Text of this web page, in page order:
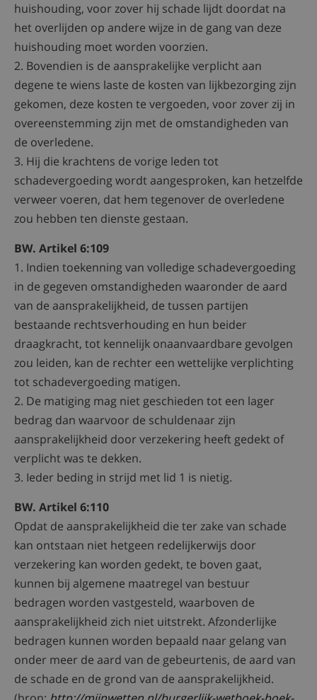
huishouding, voor zover hij schade lijdt doordat na
het overlijden op andere wijze in de gang van deze
huishouding moet worden voorzien.
2. Bovendien is de aansprakelijke verplicht aan
degene te wiens laste de kosten van lijkbezorging zijn
gekomen, deze kosten te vergoeden, voor zover zij in
overeenstemming zijn met de omstandigheden van
de overledene.
3. Hij die krachtens de vorige leden tot
schadevergoeding wordt aangesproken, kan hetzelfde
verweer voeren, dat hem tegenover de overledene
zou hebben ten dienste gestaan.
BW. Artikel 6:109
1. Indien toekenning van volledige schadevergoeding
in de gegeven omstandigheden waaronder de aard
van de aansprakelijkheid, de tussen partijen
bestaande rechtsverhouding en hun beider
draagkracht, tot kennelijk onaanvaardbare gevolgen
zou leiden, kan de rechter een wettelijke verplichting
tot schadevergoeding matigen.
2. De matiging mag niet geschieden tot een lager
bedrag dan waarvoor de schuldenaar zijn
aansprakelijkheid door verzekering heeft gedekt of
verplicht was te dekken.
3. Ieder beding in strijd met lid 1 is nietig.
BW. Artikel 6:110
Opdat de aansprakelijkheid die ter zake van schade
kan ontstaan niet hetgeen redelijkerwijs door
verzekering kan worden gedekt, te boven gaat,
kunnen bij algemene maatregel van bestuur
bedragen worden vastgesteld, waarboven de
aansprakelijkheid zich niet uitstrekt. Afzonderlijke
bedragen kunnen worden bepaald naar gelang van
onder meer de aard van de gebeurtenis, de aard van
de schade en de grond van de aansprakelijkheid.